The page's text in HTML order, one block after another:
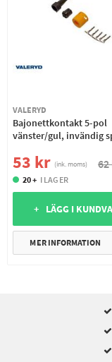
VALERYD
Bajonettkontakt 5-pol
vänster/gul, invändig
53 kr (ink. moms) 62
20 + I LAGER
+ LÄGG I
MER INFORMATION